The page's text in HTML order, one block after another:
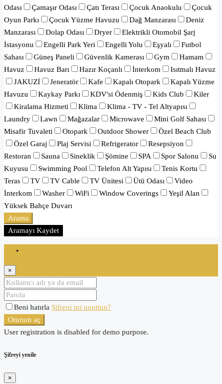
Odası
Çamaşır Odası Çatı Terası Çocuk Anaokulu
Çocuk
Oyun Parkı
Çocuk Yüzme Havuzu Dağ Manzarası
Deniz
Manzarası
Dolap Odası Dryer
Elektrikli Otomobil Şarj
İstasyonu
Engelli Park Yeri Engelli Yolu Eşyalı
Futbol
Sahası
Güneş Paneli Güvenlik Kamerası Gym
Hamam
Havuz
Havuz Barı Hazır Koçanlı İnterkom
Isıtmalı Havuz
JAKUZİ
Jeneratör Kafe Kapalı Otopark
Kapalı Yüzme
Havuzu
Kaykay Parkı KDV'si Ödenmiş Kids Club
Kiler
Kiralama Hizmeti
Klima
Klima - TV - Tel Altyapısı
Laundry
Lawn Mağazalar Microwave
Mini Golf Sahası
Misafir Tuvaleti
Otopark Outdoor Shower
Özel Beach Club
Özel Garaj
Plaj Servisi Refrigerator
Resepsiyon
Restoran
Sauna Sineklik Şömine SPA Spor Salonu
Su
Kuyusu
Swimming Pool Telefon Alt Yapısı
Tenis Kortu
Teras
TV TV Cable TV Ünitesi Ütü Odası
Video
İnterkom
Washer WiFi Window Coverings
Yeşil Alan
Yüksek Bahçe Duvarı
Arama
Aramayı Kaydet
×
Beni hatırla Şifreni mi unuttun?
Oturum aç
User registration is disabled for demo purpose.
Şifreyi yenile
×